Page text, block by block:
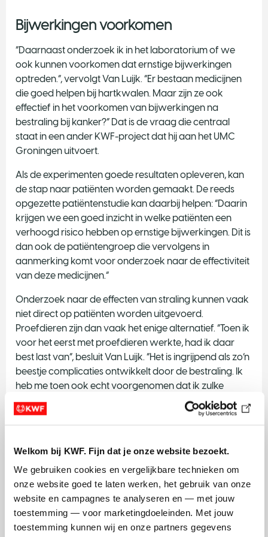
Welkom bij KWF. Fijn dat je onze website bezoekt.
We gebruiken cookies en vergelijkbare technieken om
onze website goed te laten werken, het gebruik van onze
website en campagnes te analyseren en — met jouw
toestemming — voor marketingdoeleinden. Met jouw
toestemming kunnen wij en onze partners gegevens
Bijwerkingen voorkomen
“Daarnaast onderzoek ik in het laboratorium of we
ook kunnen voorkomen dat ernstige bijwerkingen
optreden.”, vervolgt Van Luijk. “Er bestaan medicijnen
die goed helpen bij hartkwalen. Maar zijn ze ook
effectief in het voorkomen van bijwerkingen na
bestraling bij kanker?” Dat is de vraag die centraal
staat in een ander KWF-project dat hij aan het UMC
Groningen uitvoert.
Als de experimenten goede resultaten opleveren, kan
de stap naar patiënten worden gemaakt. De reeds
opgezette patiëntenstudie kan daarbij helpen: “Daarin
krijgen we een goed inzicht in welke patiënten een
verhoogd risico hebben op ernstige bijwerkingen. Dit is
dan ook de patiëntengroep die vervolgens in
aanmerking komt voor onderzoek naar de effectiviteit
van deze medicijnen.”
Onderzoek naar de effecten van straling kunnen vaak
niet direct op patiënten worden uitgevoerd.
Proefdieren zijn dan vaak het enige alternatief. “Toen ik
voor het eerst met proefdieren werkte, had ik daar
best last van”, besluit Van Luijk. “Het is ingrijpend als zo’n
beestje complicaties ontwikkelt door de bestraling. Ik
heb me toen ook echt voorgenomen dat ik zulke
proeven alleen voor mezelf kon verantwoorden, als ik
ervoor zou zorgen dat het iets voor patiënten oplevert.
Dat voornemen is voor mij altijd leidend gebleven en ik
zorg in de kliniek.”
Dossier